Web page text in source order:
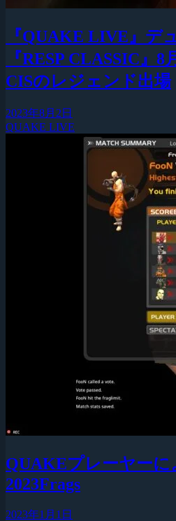
『QUAKE LIVE』デ
『RESP CLASSIC』8
CISのレジェンド出場
2023年8月2日
QUAKE LIVE
QUAKEプレーヤーに
2023Frags
2023年1月1日